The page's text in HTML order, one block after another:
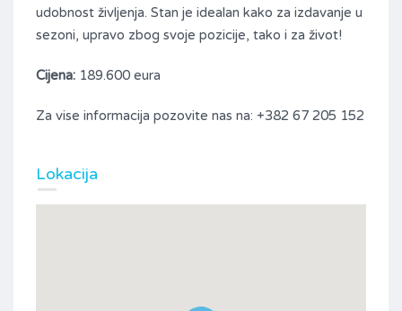
udobnost življenja. Stan je idealan kako za izdavanje u
sezoni, upravo zbog svoje pozicije, tako i za život!
Cijena: 189.600 eura
Za vise informacija pozovite nas na: +382 67 205 152
Lokacija